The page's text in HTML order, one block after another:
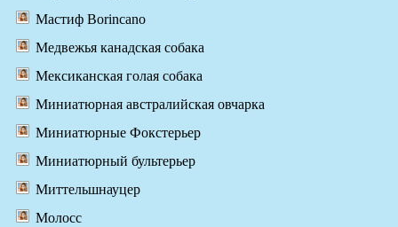
Мастиф Borincano
Медвежья канадская собака
Мексиканская голая собака
Миниатюрная австралийская овчарка
Миниатюрные Фокстерьер
Миниатюрный бультерьер
Миттельшнауцер
Молосс